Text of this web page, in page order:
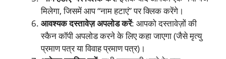
मिलेगा, जिसमें आप “नाम हटाएं” पर क्लिक करेंगे।
आवश्यक दस्तावेज़ अपलोड करें: आपको दस्तावेज़ों की
स्कैन कॉपी अपलोड करने के लिए कहा जाएगा (जैसे मृत्यु
प्रमाण पत्र या विवाह प्रमाण पत्र)।